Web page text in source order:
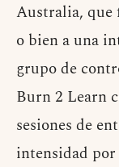
Australia, que
o bien a una
grupo de
Burn 2 Learn
sesiones de
intensidad por